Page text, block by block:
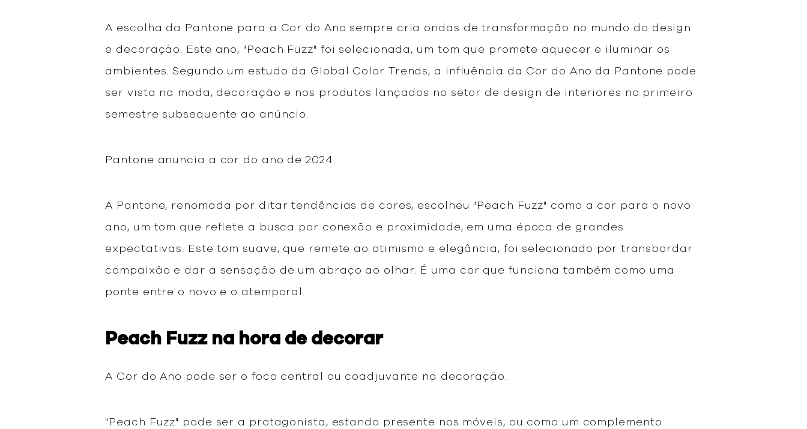
A escolha da Pantone para a Cor do Ano sempre cria ondas de transformação no mundo do design
e decoração. Este ano, "Peach Fuzz" foi selecionada, um tom que promete aquecer e iluminar os
ambientes. Segundo um estudo da Global Color Trends, a influência da Cor do Ano da Pantone pode
ser vista na moda, decoração e nos produtos lançados no setor de design de interiores no primeiro
semestre subsequente ao anúncio.
Pantone anuncia a cor do ano de 2024.
A Pantone, renomada por ditar tendências de cores, escolheu "Peach Fuzz" como a cor para o novo
ano, um tom que reflete a busca por conexão e proximidade, em uma época de grandes
expectativas. Este tom suave, que remete ao otimismo e elegância, foi selecionado por transbordar
compaixão e dar a sensação de um abraço ao olhar. É uma cor que funciona também como uma
ponte entre o novo e o atemporal.
Peach Fuzz na hora de decorar
A Cor do Ano pode ser o foco central ou coadjuvante na decoração.
"Peach Fuzz" pode ser a protagonista, estando presente nos móveis, ou como um complemento